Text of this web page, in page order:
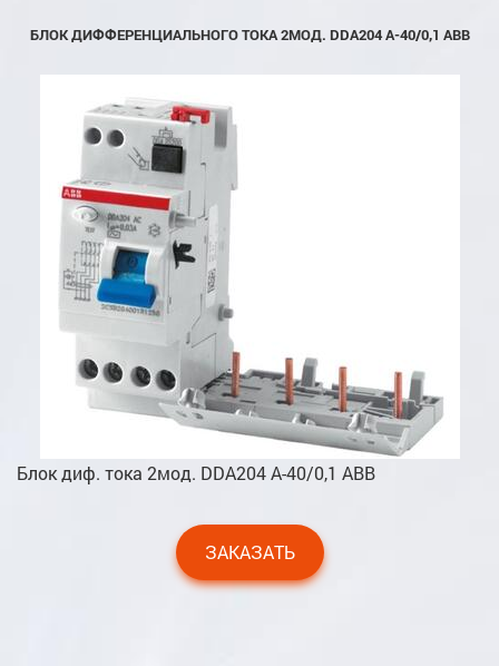
БЛОК ДИФФЕРЕНЦИАЛЬНОГО ТОКА 2МОД. DDA204 A-40/0,1 ABB
Блок диф. тока 2мод. DDA204 A-40/0,1 ABB
ЗАКАЗАТЬ